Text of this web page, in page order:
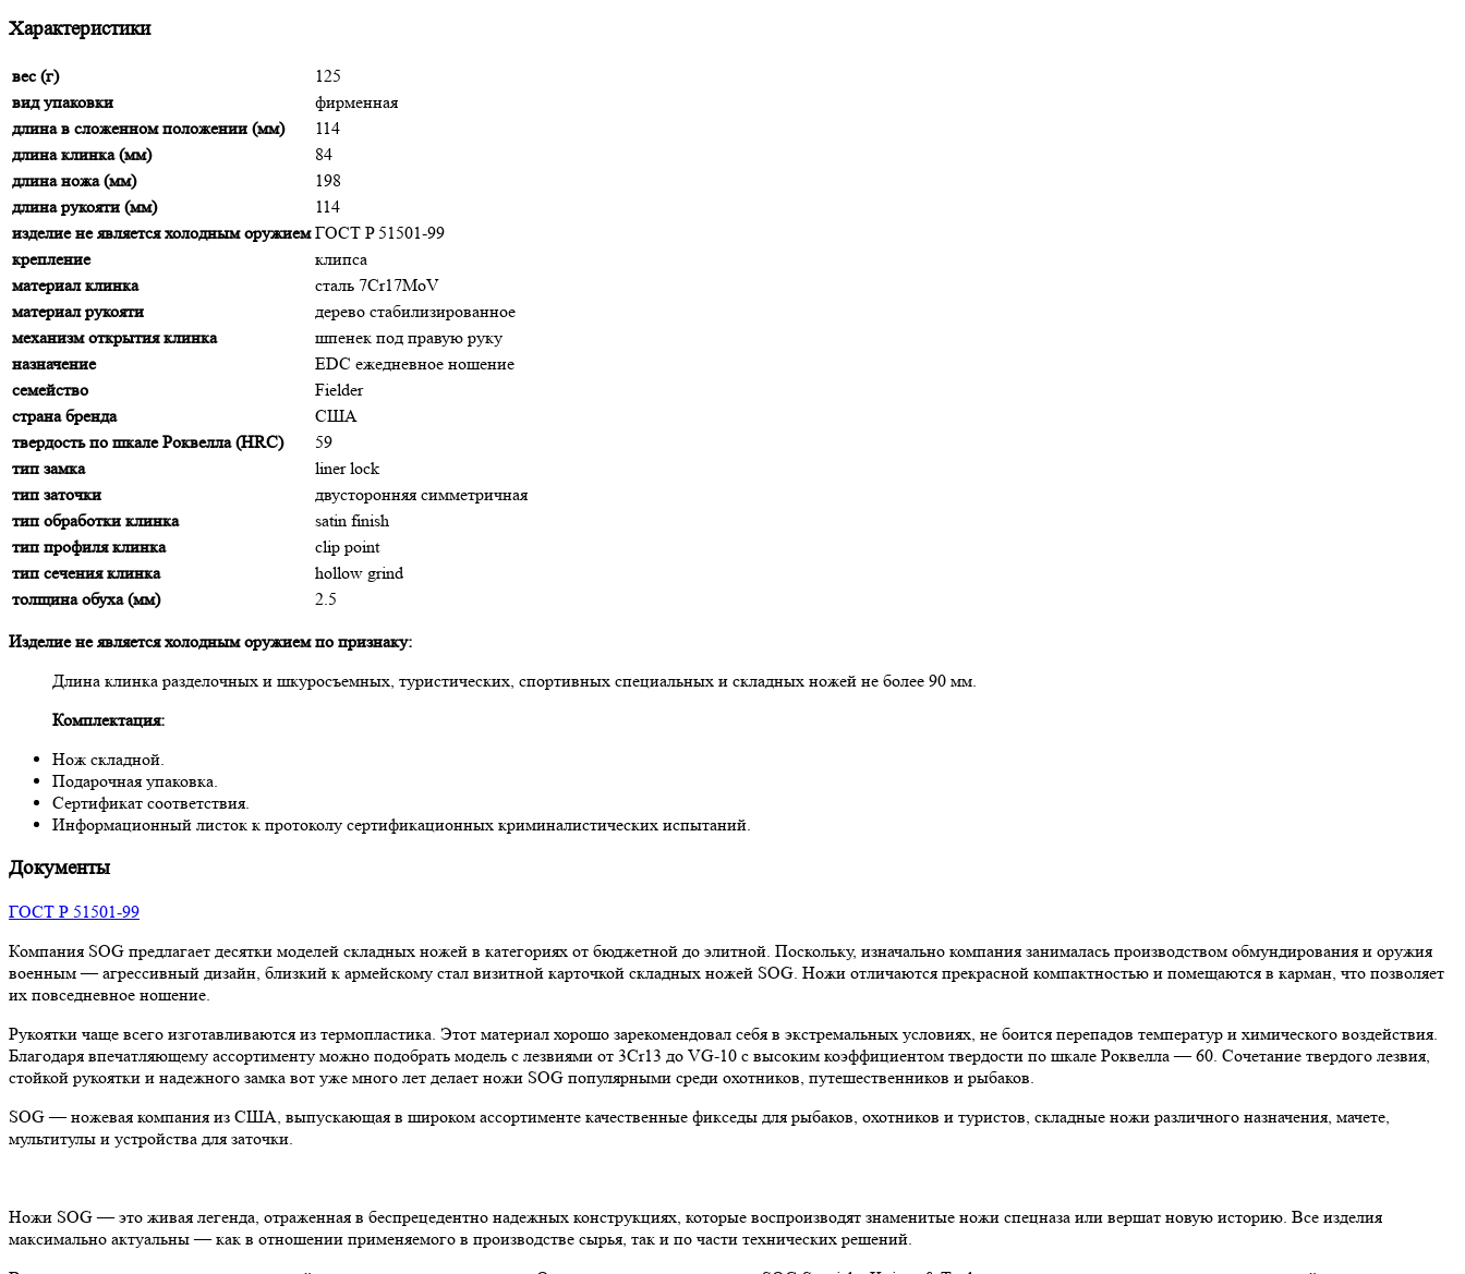
Характеристики
вес (г)
125
вид упаковки
фирменная
длина в сложенном положении (мм)
114
длина клинка (мм)
84
длина ножа (мм)
198
длина рукояти (мм)
114
изделие не является холодным оружием ГОСТ P 51501-99
крепление
клипса
материал клинка
сталь 7Cr17MoV
материал рукояти
дерево стабилизированное
механизм открытия клинка
шпенек под правую руку
назначение
EDC ежедневное ношение
семейство
Fielder
страна бренда
США
твердость по шкале Роквелла (HRC)
59
тип замка
liner lock
тип заточки
двусторонняя симметричная
тип обработки клинка
satin finish
тип профиля клинка
clip point
тип сечения клинка
hollow grind
толщина обуха (мм)
2.5
Изделие не является холодным оружием по признаку:
Длина клинка разделочных и шкуросъемных, туристических, спортивных специальных и складных ножей не более 90 мм.
Комплектация:
Нож складной.
Подарочная упаковка.
Сертификат соответствия.
Информационный листок к протоколу сертификационных криминалистических испытаний.
Документы
ГОСТ Р 51501-99
Компания SOG предлагает десятки моделей складных ножей в категориях от бюджетной до элитной. Поскольку, изначально компания занималась производством обмундирования и оружия
военным — агрессивный дизайн, близкий к армейскому стал визитной карточкой складных ножей SOG. Ножи отличаются прекрасной компактностью и помещаются в карман, что позволяет
их повседневное ношение.
Рукоятки чаще всего изготавливаются из термопластика. Этот материал хорошо зарекомендовал себя в экстремальных условиях, не боится перепадов температур и химического воздействия.
Благодаря впечатляющему ассортименту можно подобрать модель с лезвиями от 3Cr13 до VG-10 с высоким коэффициентом твердости по шкале Роквелла — 60. Сочетание твердого лезвия,
стойкой рукоятки и надежного замка вот уже много лет делает ножи SOG популярными среди охотников, путешественников и рыбаков.
SOG — ножевая компания из США, выпускающая в широком ассортименте качественные фикседы для рыбаков, охотников и туристов, складные ножи различного назначения, мачете,
мультитулы и устройства для заточки.
Ножи SOG — это живая легенда, отраженная в беспрецедентно надежных конструкциях, которые воспроизводят знаменитые ножи спецназа или вершат новую историю. Все изделия
максимально актуальны — как в отношении применяемого в производстве сырья, так и по части технических решений.